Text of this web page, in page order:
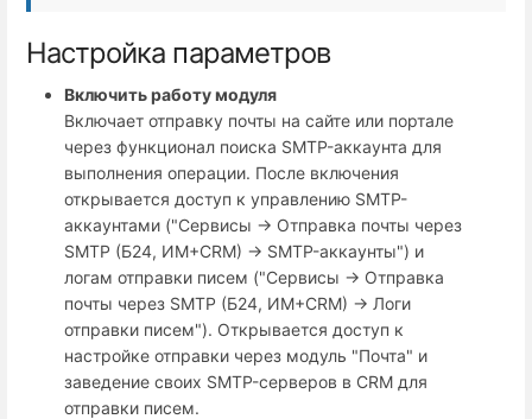
Настройка параметров
Включить работу модуля
Включает отправку почты на сайте или портале
через функционал поиска SMTP-аккаунта для
выполнения операции. После включения
открывается доступ к управлению SMTP-
аккаунтами ("Сервисы → Отправка почты через
SMTP (Б24, ИМ+СRM) → SMTP-аккаунты") и
логам отправки писем ("Сервисы → Отправка
почты через SMTP (Б24, ИМ+СRM) → Логи
отправки писем"). Открывается доступ к
настройке отправки через модуль "Почта" и
заведение своих SMTP-серверов в CRM для
отправки писем.